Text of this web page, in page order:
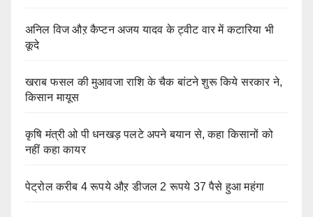
अनिल विज औऱ कैप्टन अजय यादव के ट्वीट वार में कटारिया भी
कूदे
खराब फसल की मुआवजा राशि के चैक बांटने शुरू किये सरकार ने,
किसान मायूस
कृषि मंत्री ओ पी धनखड़ पलटे अपने बयान से, कहा किसानों को
नहीं कहा कायर
पेट्रोल करीब 4 रूपये औऱ डीजल 2 रूपये 37 पैसे हुआ महंगा